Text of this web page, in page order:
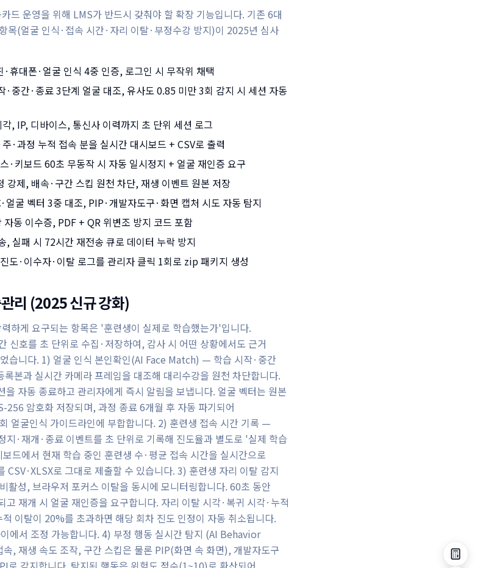
드 운영을 위해 LMS가 반드시 갖춰야 할 확장 기능입니다. 기존 6대
목(얼굴 인식·접속 시간·자리 이탈·부정수강 방지)이 2025년 심사
대폰·얼굴 인식 4중 인증, 로그인 시 무작위 채택
중간·종료 3단계 얼굴 대조, 유사도 0.85 미만 3회 감지 시 세션 자동
, IP, 디바이스, 통신사 이력까지 초 단위 세션 로그
과정 누적 접속 분을 실시간 대시보드 + CSV로 출력
키보드 60초 무동작 시 자동 일시정지 + 얼굴 재인증 요구
제, 배속·구간 스킵 원천 차단, 재생 이벤트 원본 저장
굴 벡터 3중 대조, PIP·개발자도구·화면 캡처 시도 자동 탐지
동 이수증, PDF + QR 위변조 방지 코드 포함
패 시 72시간 재전송 큐로 데이터 누락 방지
·이수자·이탈 로그를 관리자 클릭 1회로 zip 패키지 생성
리 (2025 신규 강화)
하게 요구되는 항목은 '훈련생이 실제로 학습했는가'입니다.
신호를 초 단위로 수집·저장하여, 감사 시 어떤 상황에서도 근거
습니다. 1) 얼굴 인식 본인확인(AI Face Match) — 학습 시작·중간
본과 실시간 카메라 프레임을 대조해 대리수강을 원천 차단합니다.
자동 종료하고 관리자에게 즉시 알림을 보냅니다. 얼굴 벡터는 원본
256 암호화 저장되며, 과정 종료 6개월 후 자동 파기되어
얼굴인식 가이드라인에 부합합니다. 2) 훈련생 접속 시간 기록 —
지·재개·종료 이벤트를 초 단위로 기록해 진도율과 별도로 '실제 학습
드에서 현재 학습 중인 훈련생 수·평균 접속 시간을 실시간으로
CSV·XLSX로 그대로 제출할 수 있습니다. 3) 훈련생 자리 이탈 감지
성, 브라우저 포커스 이탈을 동시에 모니터링합니다. 60초 동안
고 재개 시 얼굴 재인증을 요구합니다. 자리 이탈 시각·복귀 시각·누적
이탈이 20%를 초과하면 해당 회차 진도 인정이 자동 취소됩니다.
에서 조정 가능합니다. 4) 부정 행동 실시간 탐지 (AI Behavior
, 재생 속도 조작, 구간 스킵은 물론 PIP(화면 속 화면), 개발자도구